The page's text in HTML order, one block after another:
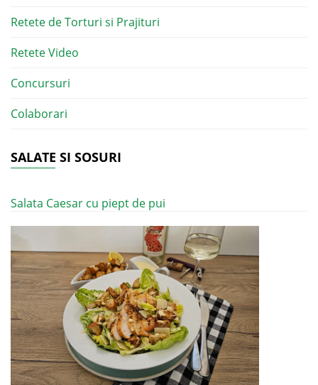
Retete de Torturi si Prajituri
Retete Video
Concursuri
Colaborari
SALATE SI SOSURI
Salata Caesar cu piept de pui